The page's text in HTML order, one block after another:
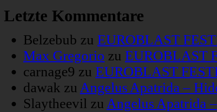
Letzte Kommentare
Belzebub zu EUROBLAST
Max Gregorio zu EUROBLAST
carnage9 zu EUROBLAST
dawak zu Angelus Apatrida –
Slaytheevil zu Angelus Apatrida